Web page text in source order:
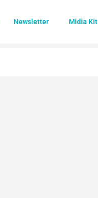
Newsletter Midia Kit